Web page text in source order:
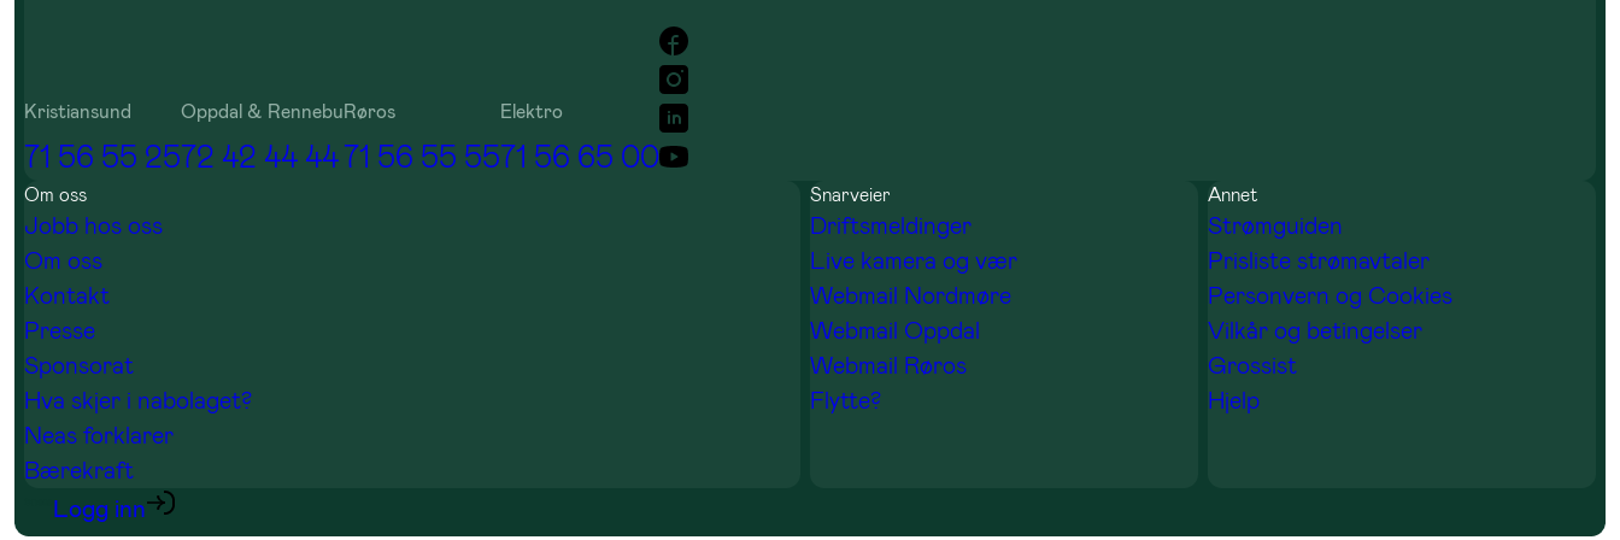
Kristiansund
71 56 55 25
Oppdal & Rennebu
72 42 44 44
Røros
71 56 55 55
Elektro
71 56 65 00
Om oss
Jobb hos oss
Om oss
Kontakt
Presse
Sponsorat
Hva skjer i nabolaget?
Neas forklarer
Bærekraft
Snarveier
Driftsmeldinger
Live kamera og vær
Webmail Nordmøre
Webmail Oppdal
Webmail Røros
Flytte?
Annet
Strømguiden
Prisliste strømavtaler
Personvern og Cookies
Vilkår og betingelser
Grossist
Hjelp
Logg inn